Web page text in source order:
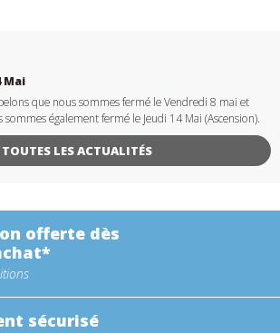
Mai
que nous sommes fermé le Vendredi 8 mai et
également fermé le Jeudi 14 Mai (Ascension).
TOUTES LES ACTUALITÉS
offerte dès
sécurisé